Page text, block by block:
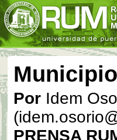
Por Idem
PRENSA